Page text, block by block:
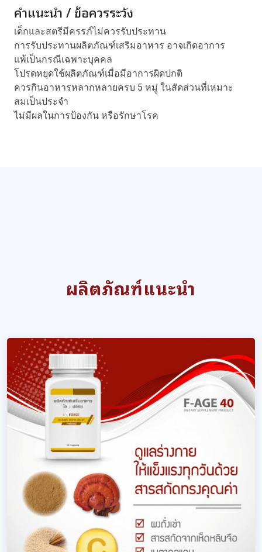
คำแนะนำ / ข้อควรระวัง
เด็กและสตรีมีครรภ์ไม่ควรรับประทาน
การรับประทานผลิตภัณฑ์เสริมอาหาร อาจเกิดอาการ
แพ้เป็นกรณีเฉพาะบุคคล
โปรดหยุดใช้ผลิตภัณฑ์เมื่อมีอาการผิดปกติ
ควรกินอาหารหลากหลายครบ 5 หมู่ ในสัดส่วนที่เหมาะ
สมเป็นประจำ
ไม่มีผลในการป้องกัน หรือรักษาโรค
ผลิตภัณฑ์แนะนำ